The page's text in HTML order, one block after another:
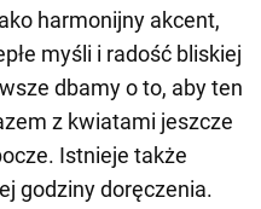
harmonijny akcent,
myśli i radość bliskiej
dbamy o to, aby ten
z kwiatami jeszcze
Istnieje także
godziny doręczenia.